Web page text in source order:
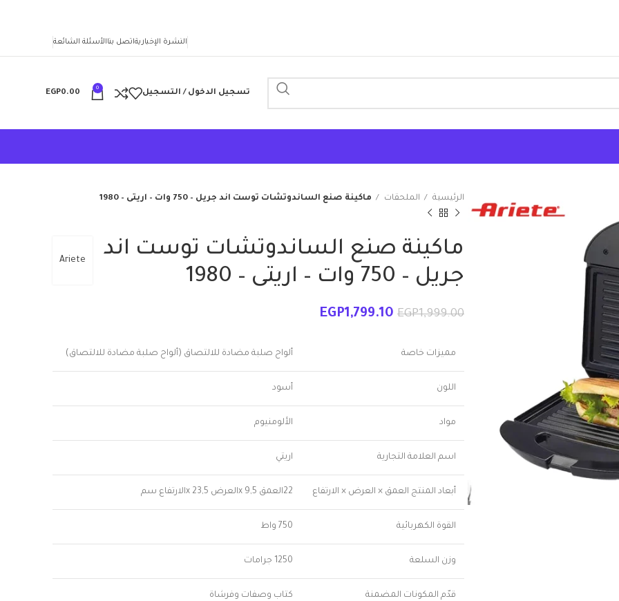
النشرة الإخباريةاتصل بناالأسئلة الشائعة
تسجيل الدخول / التسجيل
0
EGP0.00
الرئيسية الملحقات ماكينة صنع الساندوتشات توست اند جريل – 750 وات – اريتى – 1980
Ariete
ماكينة صنع الساندوتشات توست اند
جريل – 750 وات – اريتى – 1980
EGP1,999.00
EGP1,799.10
مميزات خاصة ألواح صلبة مضادة للالتصاق (ألواح صلبة مضادة للالتصاق)
اللون أسود
مواد الألومنيوم
اسم العلامة التجارية اريتي
أبعاد المنتج العمق × العرض × الارتفاع 22العمق x 9,5العرض x 23,5الارتفاع سم
القوة الكهربائية 750 واط
وزن السلعة 1250 جرامات
قدّم المكونات المضمنة كتاب وصفات وفرشاة